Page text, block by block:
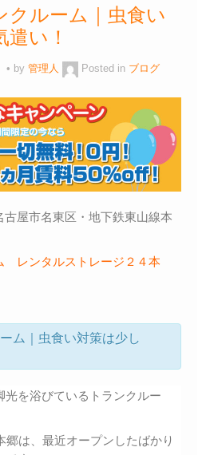
クルーム｜虫食い
い！
by 管理人 Posted in ブログ
屋市名東区・地下鉄東山線本
レンタルストレージ２４本
ム｜虫食い対策は少し
光を浴びているトランクルー
郷は、最近オープンしたばかり